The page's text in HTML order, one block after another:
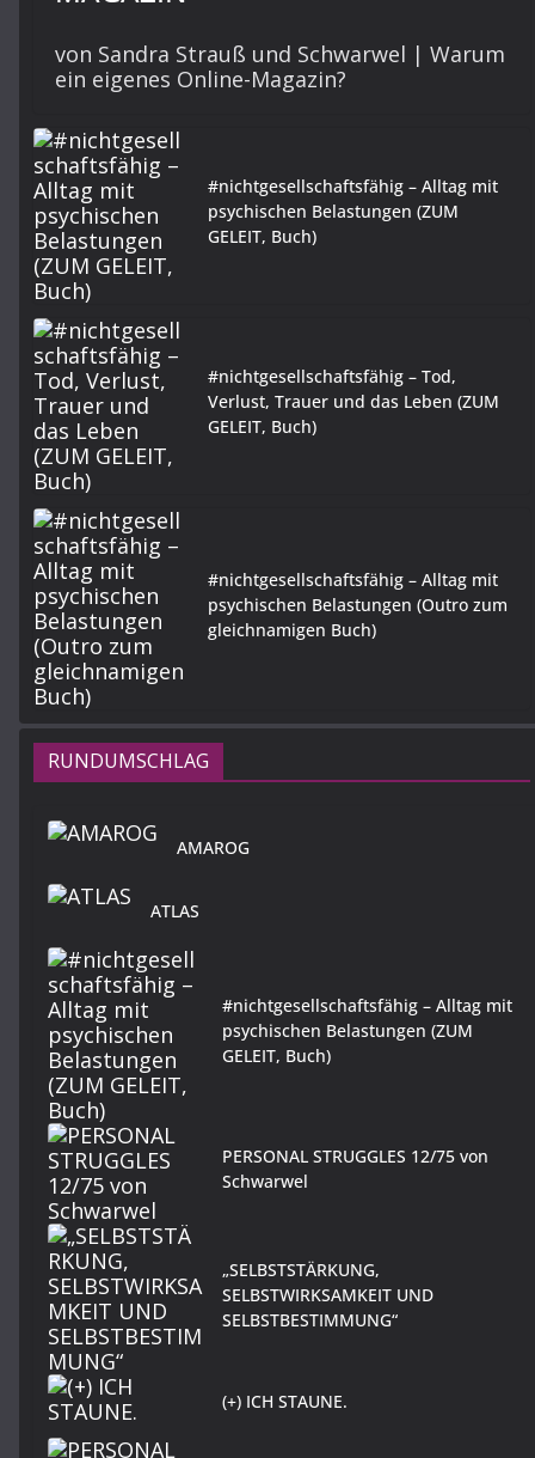
von Sandra Strauß und Schwarwel | Warum
ein eigenes Online-Magazin?
#nichtgesellschaftsfähig – Alltag mit
psychischen Belastungen (ZUM
GELEIT, Buch)
#nichtgesellschaftsfähig – Tod,
Verlust, Trauer und das Leben (ZUM
GELEIT, Buch)
#nichtgesellschaftsfähig – Alltag mit
psychischen Belastungen (Outro zum
gleichnamigen Buch)
RUNDUMSCHLAG
AMAROG
ATLAS
#nichtgesellschaftsfähig – Alltag mit
psychischen Belastungen (ZUM
GELEIT, Buch)
PERSONAL STRUGGLES 12/75 von
Schwarwel
„SELBSTSTÄRKUNG,
SELBSTWIRKSAMKEIT UND
SELBSTBESTIMMUNG“
(+) ICH STAUNE.